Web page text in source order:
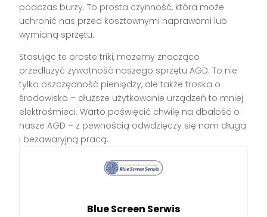
podczas burzy. To prosta czynność, która może
uchronić nas przed kosztownymi naprawami lub
wymianą sprzętu.
Stosując te proste triki, możemy znacząco
przedłużyć żywotność naszego sprzętu AGD. To nie
tylko oszczędność pieniędzy, ale także troska o
środowisko – dłuższe użytkowanie urządzeń to mniej
elektrośmieci. Warto poświęcić chwilę na dbałość o
nasze AGD – z pewnością odwdzięczy się nam długą
i bezawaryjną pracą.
Blue Screen Serwis